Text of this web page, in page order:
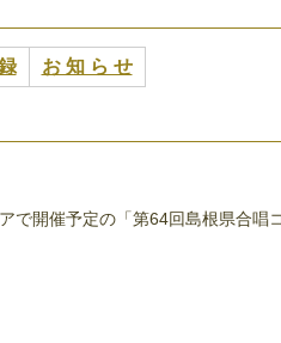
お 知 ら せ
で開催予定の「第64回島根県合唱